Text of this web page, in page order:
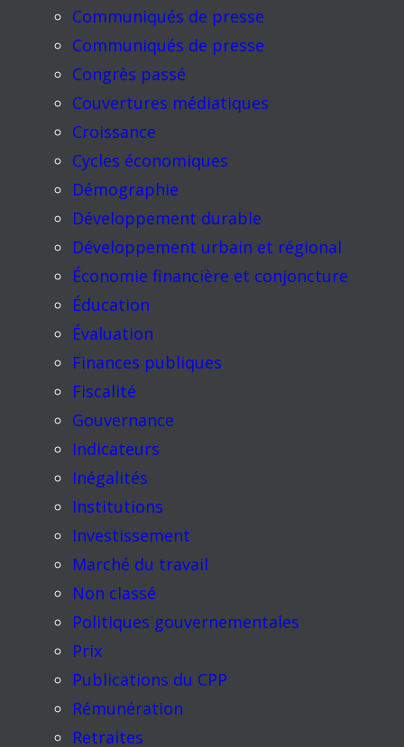
Communiqués de presse
Communiqués de presse
Congrès passé
Couvertures médiatiques
Croissance
Cycles économiques
Démographie
Développement durable
Développement urbain et régional
Économie financière et conjoncture
Éducation
Évaluation
Finances publiques
Fiscalité
Gouvernance
Indicateurs
Inégalités
Institutions
Investissement
Marché du travail
Non classé
Politiques gouvernementales
Prix
Publications du CPP
Rémunération
Retraites